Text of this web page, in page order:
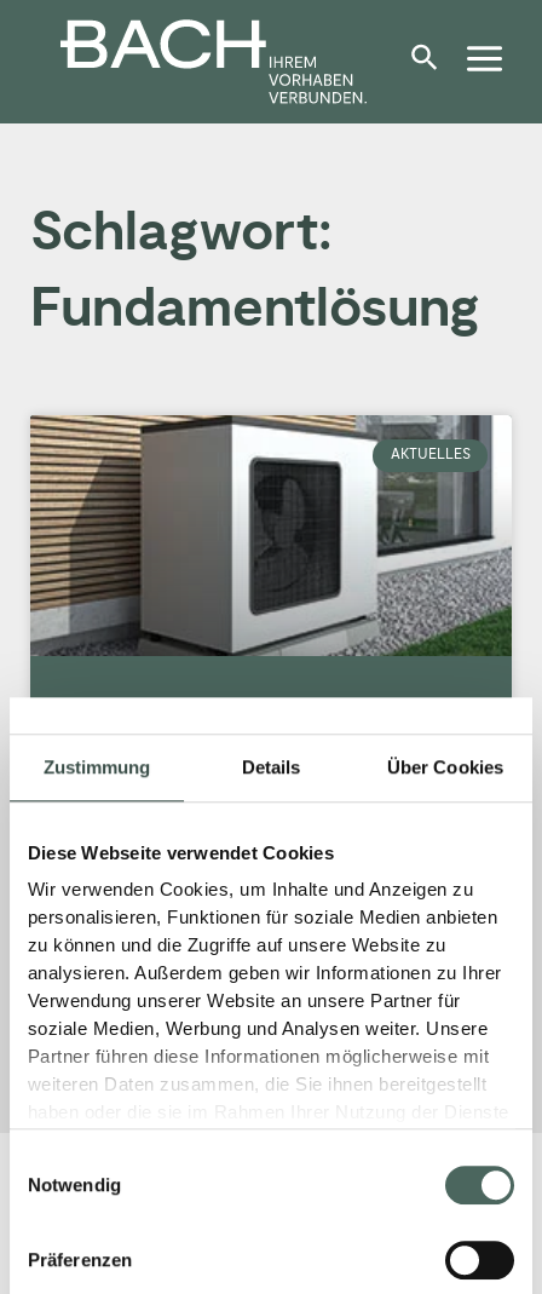
Zustimmung Details Über Cookies
Diese Webseite verwendet Cookies
Wir verwenden Cookies, um Inhalte und Anzeigen zu
personalisieren, Funktionen für soziale Medien anbieten
zu können und die Zugriffe auf unsere Website zu
analysieren. Außerdem geben wir Informationen zu Ihrer
Verwendung unserer Website an unsere Partner für
soziale Medien, Werbung und Analysen weiter. Unsere
Partner führen diese Informationen möglicherweise mit
weiteren Daten zusammen, die Sie ihnen bereitgestellt
haben oder die sie im Rahmen Ihrer Nutzung der Dienste
Notwendig
Präferenzen
Schlagwort:
Fundamentlösung
AKTUELLES
STATT BETONIEREN
so unkompliziert. Mit unserem cleveren
und sauberen Ergebnis.
MEHR »
12. September 2025 Keine Kommentare